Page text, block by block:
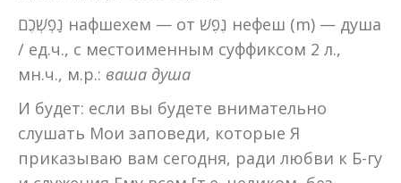
נַפְשְׁכֶם нафшехем — от נֶפֶשׁ нефеш (m) — душа
/ ед.ч., с местоименным суффиксом 2 л.,
мн.ч., м.р.: ваша душа
И будет: если вы будете внимательно
слушать Мои заповеди, которые Я
приказываю вам сегодня, ради любви к Б-гу